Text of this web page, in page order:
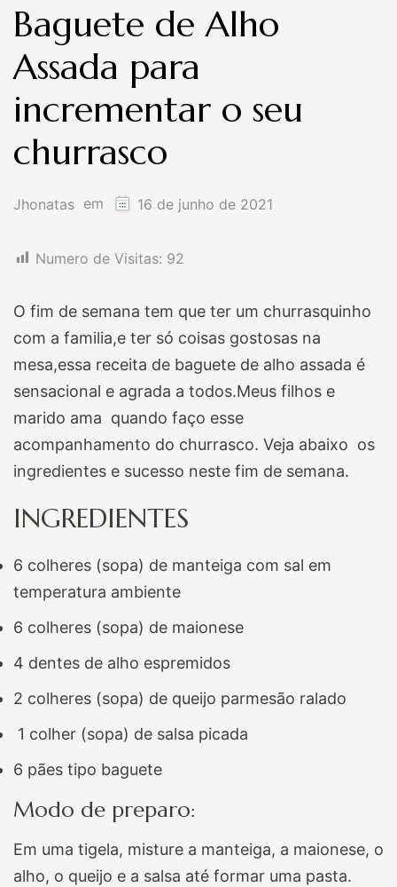
Baguete de Alho
Assada para
incrementar o seu
churrasco
Jhonatas em 16 de junho de 2021
Numero de Visitas: 92
O fim de semana tem que ter um churrasquinho
com a familia,e ter só coisas gostosas na
mesa,essa receita de baguete de alho assada é
sensacional e agrada a todos.Meus filhos e
marido ama quando faço esse
acompanhamento do churrasco. Veja abaixo os
ingredientes e sucesso neste fim de semana.
INGREDIENTES
6 colheres (sopa) de manteiga com sal em
temperatura ambiente
6 colheres (sopa) de maionese
4 dentes de alho espremidos
2 colheres (sopa) de queijo parmesão ralado
1 colher (sopa) de salsa picada
6 pães tipo baguete
Modo de preparo:
Em uma tigela, misture a manteiga, a maionese, o
alho, o queijo e a salsa até formar uma pasta.